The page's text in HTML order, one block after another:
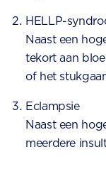
HELLP-
Naast een
tekort aan
of het
Eclampsie
Naast een
meerdere